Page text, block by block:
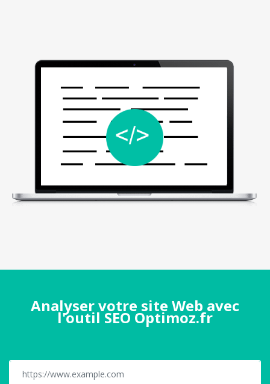
Analyser votre site Web avec
l'outil SEO Optimoz.fr